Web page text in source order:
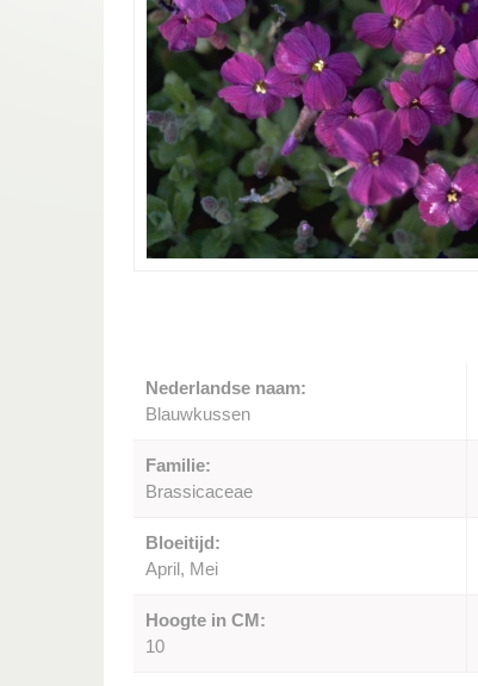
Nederlandse naam:
Blauwkussen
Familie:
Brassicaceae
Bloeitijd:
April, Mei
Hoogte in CM:
10